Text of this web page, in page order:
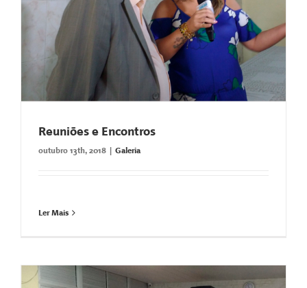
Reuniões e Encontros
outubro 13th, 2018 | Galeria
Ler Mais